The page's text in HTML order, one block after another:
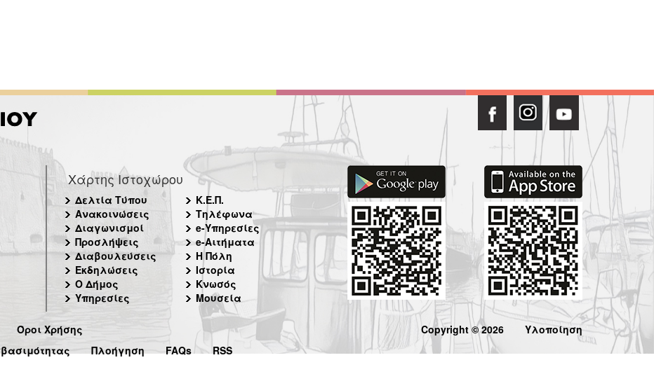
Χάρτης Ιστοχώρου
Δελτία Τύπου
Ανακοινώσεις
Διαγωνισμοί
Προσλήψεις
Διαβουλεύσεις
Εκδηλώσεις
Ο Δήμος
Υπηρεσίες
Κ.Ε.Π.
Τηλέφωνα
e-Υπηρεσίες
e-Αιτήματα
Η Πόλη
Ιστορία
Κνωσός
Μουσεία
Όροι Χρήσης
Πλοήγηση FAQs RSS
Copyright © 2026 Υλοποίηση